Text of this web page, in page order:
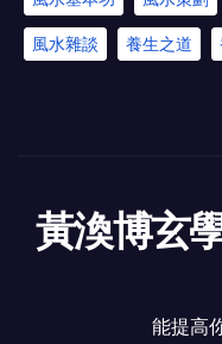
風水雜談 養生之道
黃渙博玄
能提高